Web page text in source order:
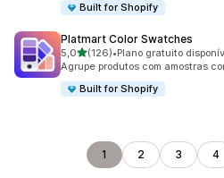
Built for Shopify
Platmart Color Swatches
5,0de 5 estrelas
(126)
126 avaliações ao todo
•Plano gratuito
Agrupe produtos com amostras
Built for Shopify
1 2 3 4